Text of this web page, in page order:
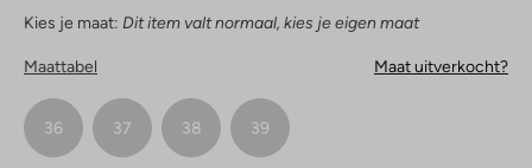
Kies je maat: Dit item valt normaal, kies je eigen maat
Maattabel Maat uitverkocht?
36 37 38 39